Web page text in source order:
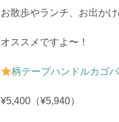
お散歩やランチ、お出かけ
オススメですよ〜！
柄テープハンドルカゴ
¥5,400（¥5,940）